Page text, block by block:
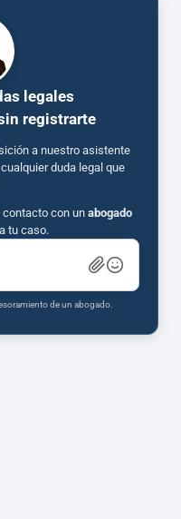
legales
registrarte
a nuestro asistente
duda legal que
con un abogado
tu caso.
de un abogado.